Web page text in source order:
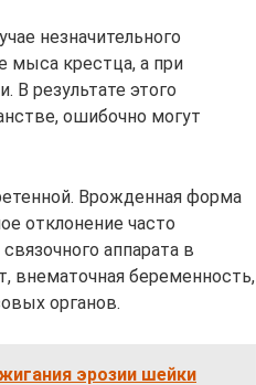
незначительного
мыса крестца, а при
результате этого
ошибочно могут
Врожденная форма
отклонение часто
аппарата в
внематочная беременность,
органов.
эрозии шейки